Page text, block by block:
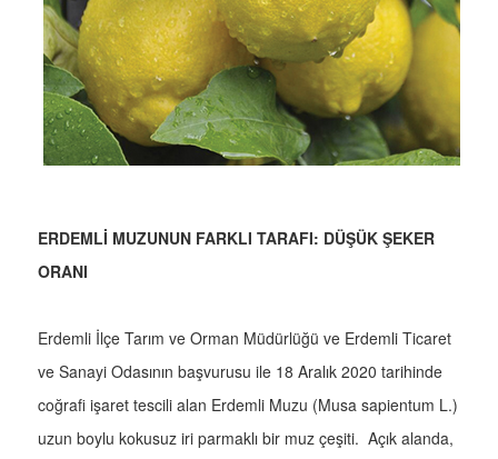
ERDEMLİ MUZUNUN FARKLI TARAFI: DÜŞÜK ŞEKER
ORANI
Erdemli İlçe Tarım ve Orman Müdürlüğü ve Erdemli Ticaret
ve Sanayi Odasının başvurusu ile 18 Aralık 2020 tarihinde
coğrafi işaret tescili alan Erdemli Muzu (Musa sapientum L.)
uzun boylu kokusuz iri parmaklı bir muz çeşiti. Açık alanda,